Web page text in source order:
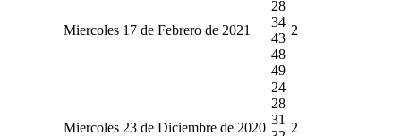
Miercoles 17 de Febrero de 2021
28
34
43
48
49
2
Miercoles 23 de Diciembre de 2020
24
28
31
2